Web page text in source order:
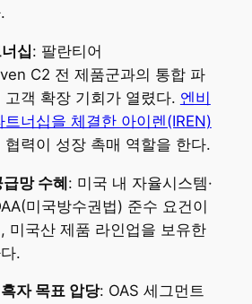
십: 팔란티어
C2 전 제품군과의 통합 파
고객 확장 기회가 열렸다. 엔비
너십을 체결한 아이렌(IREN)
협력이 성장 촉매 역할을 한다.
망 수혜: 미국 내 자율시스템·
미국방수권법) 준수 요건이
미국산 제품 라인업을 보유한
.
자 목표 압당: OAS 세그먼트